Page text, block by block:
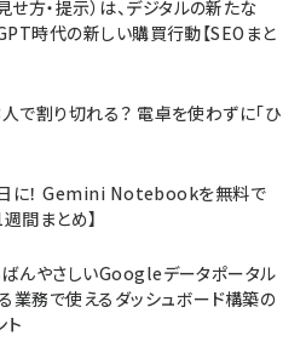
方・提示）は、デジタルの新たな
時代の新しい購買行動【SEOまと
で割り切れる？ 電卓を使わずに「ひ
に！ Gemini Notebookを無料で
間まとめ】
んやさしいGoogleデータポータル
業務で使えるダッシュボード構築の
ト